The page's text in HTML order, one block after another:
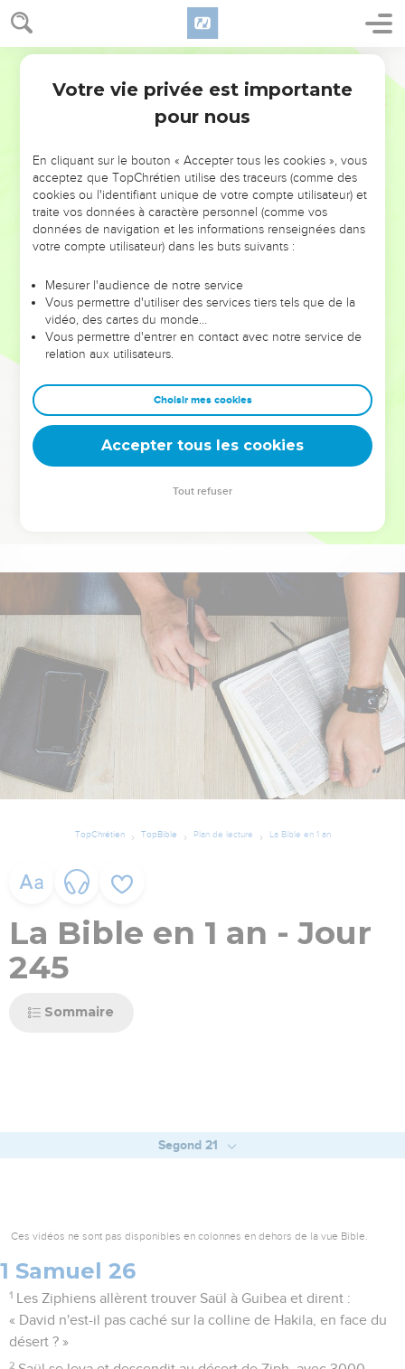
NE MANQUEZ PAS L’ÉVÉNEMENT
DE L’ANNÉE !
ET SI LEURS ERREURS POUVAIENT VOUS ÉVITER LES
VOTRES ?
leur foi ou leur vision. Mais on voit moins les doutes, les erreurs
et les saisons difficiles qu'ils ont traversés, alors même que ce
sont elles qui les ont façonnés.
Dans cette conférence, leaders, entrepreneurs, et responsables
clés pour avancer avec plus de sagesse afin que leurs erreurs
deviennent vos tremplins. Que vous guidiez un ministère, une
équipe, un groupe ou une famille, leur expérience est faite
TopChrétien TopBible Plan de lecture La Bible en 1 an
La Bible en 1 an - Jour
245
Sommaire
Segond 21
Ces vidéos ne sont pas disponibles en colonnes en dehors de la vue Bible.
1 Samuel 26
1 Les Ziphiens allèrent trouver Saül à Guibea et dirent :
« David n'est-il pas caché sur la colline de Hakila, en face du
désert ? »
2
Votre vie privée est importante
pour nous
En cliquant sur le bouton « Accepter tous les cookies », vous
acceptez que TopChrétien utilise des traceurs (comme des
cookies ou l'identifiant unique de votre compte utilisateur) et
traite vos données à caractère personnel (comme vos
données de navigation et les informations renseignées dans
votre compte utilisateur) dans les buts suivants :
Mesurer l'audience de notre service
Vous permettre d'utiliser des services tiers tels que de la
vidéo, des cartes du monde…
Vous permettre d'entrer en contact avec notre service de
relation aux utilisateurs.
Choisir mes cookies
Accepter tous les cookies
Tout refuser